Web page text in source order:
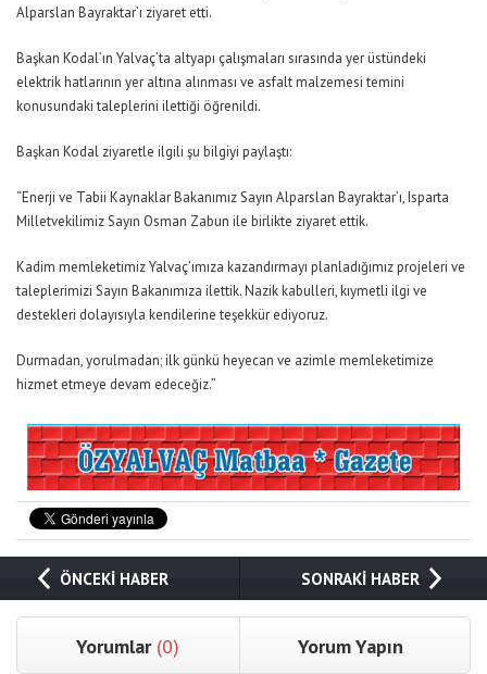
Alparslan Bayraktar’ı ziyaret etti.
Başkan Kodal’ın Yalvaç’ta altyapı çalışmaları sırasında yer üstündeki
elektrik hatlarının yer altına alınması ve asfalt malzemesi temini
konusundaki taleplerini ilettiği öğrenildi.
Başkan Kodal ziyaretle ilgili şu bilgiyi paylaştı:
“Enerji ve Tabii Kaynaklar Bakanımız Sayın Alparslan Bayraktar’ı, Isparta
Milletvekilimiz Sayın Osman Zabun ile birlikte ziyaret ettik.
Kadim memleketimiz Yalvaç’ımıza kazandırmayı planladığımız projeleri ve
taleplerimizi Sayın Bakanımıza ilettik. Nazik kabulleri, kıymetli ilgi ve
destekleri dolayısıyla kendilerine teşekkür ediyoruz.
Durmadan, yorulmadan; ilk günkü heyecan ve azimle memleketimize
hizmet etmeye devam edeceğiz.”
ÖNCEKİ HABER SONRAKİ HABER
Yorumlar (0) Yorum Yapın